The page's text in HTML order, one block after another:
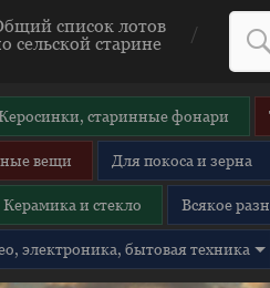
список лотов
сельской старине
старинные фонари
вещи Для покоса и зерна
Керамика и стекло Всякое
электроника, бытовая техника